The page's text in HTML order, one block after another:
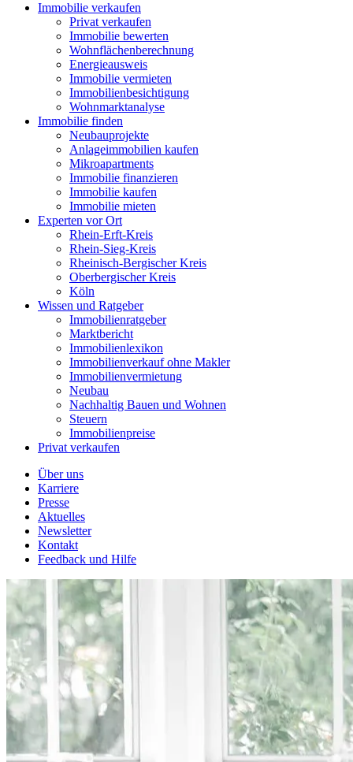
Immobilie verkaufen
Privat verkaufen
Immobilie bewerten
Wohnflächenberechnung
Energieausweis
Immobilie vermieten
Immobilienbesichtigung
Wohnmarktanalyse
Immobilie finden
Neubauprojekte
Anlageimmobilien kaufen
Mikroapartments
Immobilie finanzieren
Immobilie kaufen
Immobilie mieten
Experten vor Ort
Rhein-Erft-Kreis
Rhein-Sieg-Kreis
Rheinisch-Bergischer Kreis
Oberbergischer Kreis
Köln
Wissen und Ratgeber
Immobilienratgeber
Marktbericht
Immobilienlexikon
Immobilienverkauf ohne Makler
Immobilienvermietung
Neubau
Nachhaltig Bauen und Wohnen
Steuern
Immobilienpreise
Privat verkaufen
Über uns
Karriere
Presse
Aktuelles
Newsletter
Kontakt
Feedback und Hilfe